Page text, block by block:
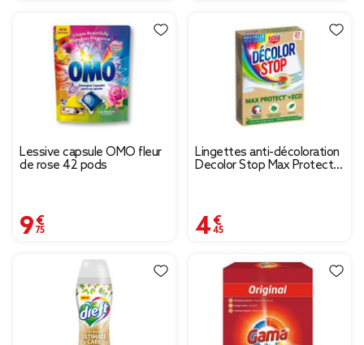
Lessive capsule OMO fleur
de rose 42 pods
9,75 €
Lingettes anti-décoloration
Decolor Stop Max Protect
4,45 €